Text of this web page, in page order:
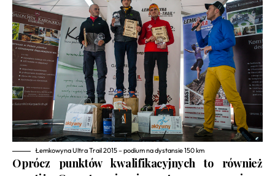
Łemkowyna Ultra Trail 2015 – podium na dystansie 150 km
Oprócz punktów kwalifikacyjnych to również